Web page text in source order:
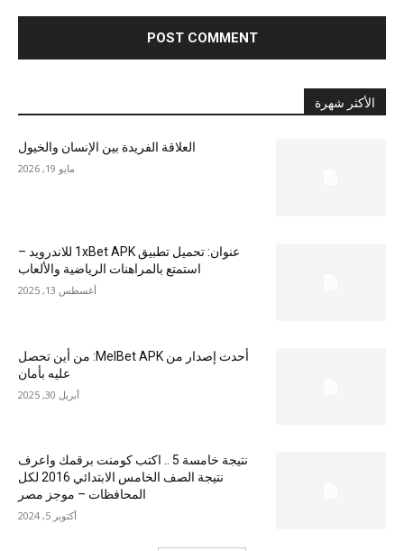
الأكثر شهرة
العلاقة الفريدة بين الإنسان والخيول
مايو 19, 2026
عنوان: تحميل تطبيق 1xBet APK للاندرويد –
استمتع بالمراهنات الرياضية والألعاب
أغسطس 13, 2025
أحدث إصدار من MelBet APK: من أين تحصل
عليه بأمان
أبريل 30, 2025
نتيجة خامسة 5 .. اكتب كومنت برقمك واعرف
نتيجة الصف الخامس الابتدائي 2016 لكل
المحافظات – موجز مصر
أكتوبر 5, 2024